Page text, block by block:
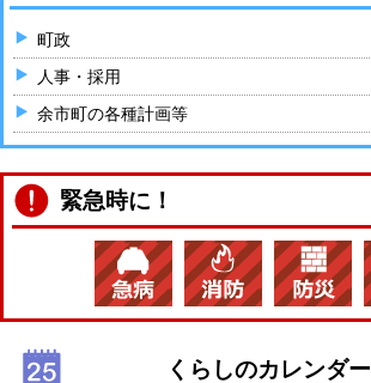
町政
人事・採用
余市町の各種計画等
緊急時に！
くらしのカレンダー